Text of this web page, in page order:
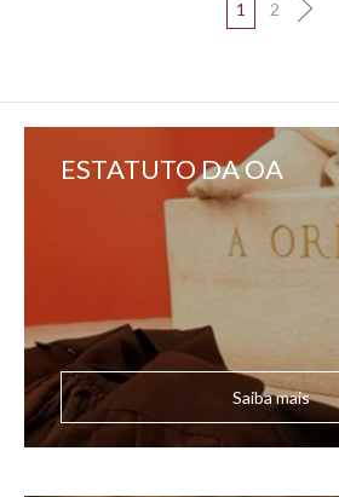
1
2
ESTATUTO DA OA
Saiba mais